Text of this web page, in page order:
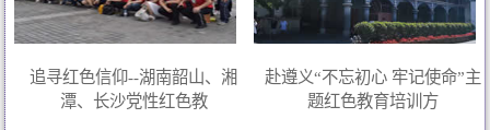
追寻红色信仰--湖南韶山、湘
潭、长沙党性红色教
赴遵义“不忘初心 牢记使命”主
题红色教育培训方